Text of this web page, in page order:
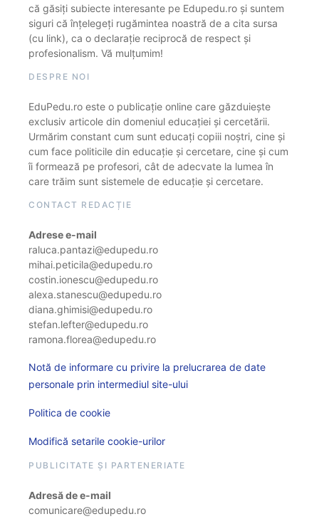
că găsiți subiecte interesante pe Edupedu.ro și suntem
siguri că înțelegeți rugămintea noastră de a cita sursa
(cu link), ca o declarație reciprocă de respect și
profesionalism. Vă mulțumim!
DESPRE NOI
EduPedu.ro este o publicație online care găzduiește
exclusiv articole din domeniul educației și cercetării.
Urmărim constant cum sunt educați copiii noștri, cine și
cum face politicile din educație și cercetare, cine și cum
îi formează pe profesori, cât de adecvate la lumea în
care trăim sunt sistemele de educație și cercetare.
CONTACT REDACȚIE
Adrese e-mail
raluca.pantazi@edupedu.ro
mihai.peticila@edupedu.ro
costin.ionescu@edupedu.ro
alexa.stanescu@edupedu.ro
diana.ghimisi@edupedu.ro
stefan.lefter@edupedu.ro
ramona.florea@edupedu.ro
Notă de informare cu privire la prelucrarea de date
personale prin intermediul site-ului
Politica de cookie
Modifică setarile cookie-urilor
PUBLICITATE ȘI PARTENERIATE
Adresă de e-mail
comunicare@edupedu.ro